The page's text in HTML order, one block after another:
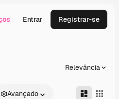
Entrar Registrar-se
Relevância
Avançado